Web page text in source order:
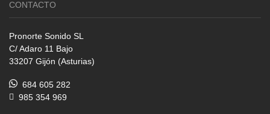
CONTACTO
Pronorte Sonido SL
C/ Adaro 11 Bajo
33207 Gijón (Asturias)
684 605 282
985 354 969